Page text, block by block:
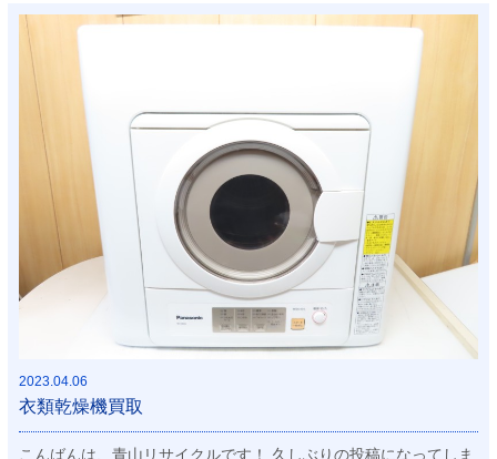
2023.04.06
衣類乾燥機買取
こんばんは、青山リサイクルです！ 久しぶりの投稿になってしま